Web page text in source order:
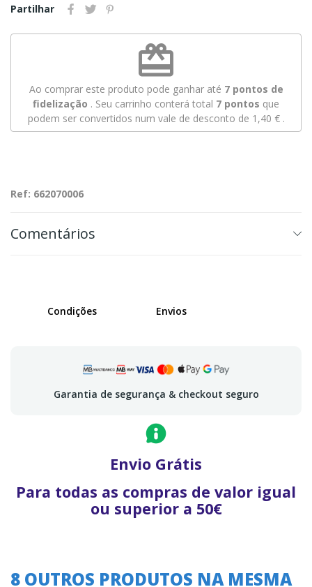
Partilhar
redeem
Ao comprar este produto pode ganhar até 7pontos de
fidelização . Seu carrinho conterá total 7 pontos que
podem ser convertidos num vale de desconto de 1,40 €.
Ref: 662070006
Comentários
Condições Envios
Garantia de segurança & checkout seguro
Envio Grátis
Para todas as compras de valor igual
ou superior a 50€
8 OUTROS PRODUTOS NA MESMA